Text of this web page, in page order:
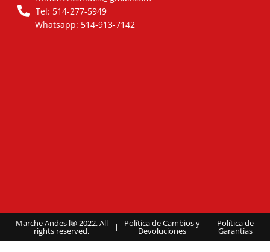
Tel: 514-277-5949
Whatsapp: 514-913-7142
Marche Andes l® 2022. All
rights reserved. | Política de Cambios y
Devoluciones | Política de
Garantías